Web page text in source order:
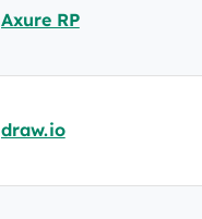
Axure RP
draw.io